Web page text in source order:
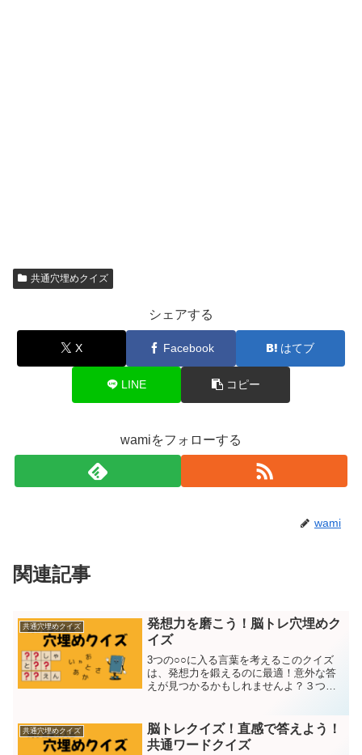
共通穴埋めクイズ
シェアする
X Facebook はてブ
LINE コピー
wamiをフォローする
wami
関連記事
共通穴埋めクイズ
発想力を磨こう！脳トレ穴埋めク
イズ
3つの○○に入る言葉を考えるこのクイズ
は、発想力を鍛えるのに最適！意外な答
えが見つかるかもしれませんよ？３つの
さ○○ちがいどわ○○-----------------...
共通穴埋めクイズ
脳トレクイズ！直感で答えよう！
共通ワードクイズ